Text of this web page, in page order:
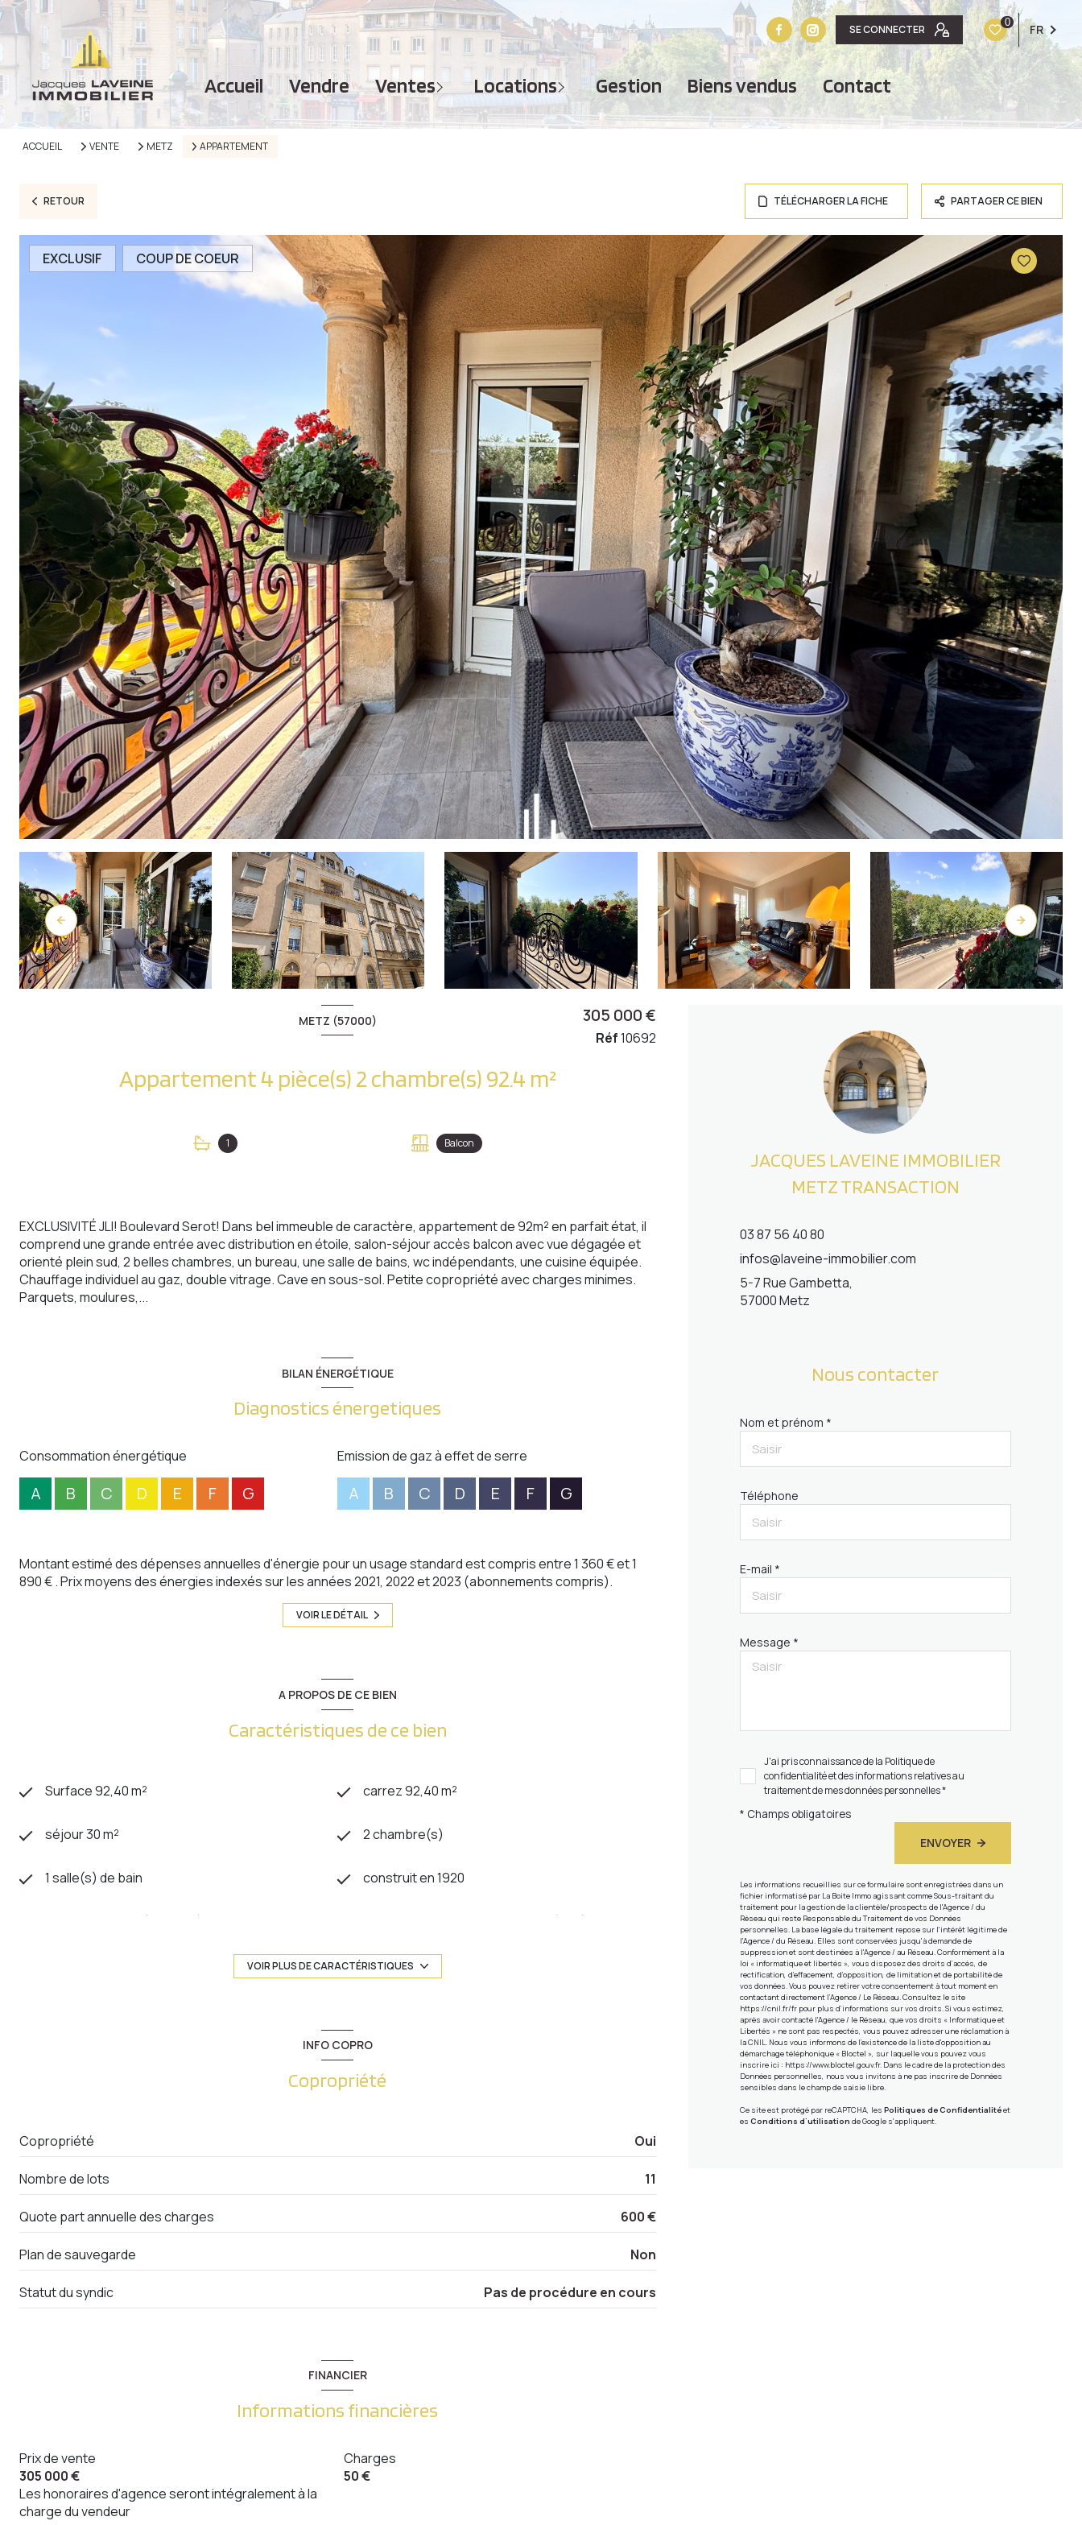
SE CONNECTER
0 FR
accueil vendre ventes
MAISONS
APPARTEMENTS
TERRAINS
IMMEUBLES
GARAGES - PARKINGS
locations
APPARTEMENTS
TERRAINS
IMMEUBLES
GARAGES - PARKINGS
gestion biens vendus contact
ACCUEIL VENTE METZ APPARTEMENT
RETOUR TÉLÉCHARGER LA FICHE PARTAGER CE BIEN
EXCLUSIF COUP DE COEUR
METZ (57000)
Appartement 4 pièce(s) 2 chambre(s) 92.4 m²
1 Balcon
305 000 €
Réf10692
EXCLUSIVITÉ JLI! Boulevard Serot! Dans bel immeuble de caractère, appartement de 92m² en parfait état, il
comprend une grande entrée avec distribution en étoile, salon-séjour accès balcon avec vue dégagée et
orienté plein sud, 2 belles chambres, un bureau, une salle de bains, wc indépendants, une cuisine équipée.
Chauffage individuel au gaz, double vitrage. Cave en sous-sol. Petite copropriété avec charges minimes.
Parquets, moulures,...
BILAN ÉNERGÉTIQUE
Diagnostics énergetiques
Consommation énergétique
A B C D E F G
Emission de gaz à effet de serre
A B C D E F G
Montant estimé des dépenses annuelles d'énergie pour un usage standard est compris entre 1 360 € et 1
890 € . Prix moyens des énergies indexés sur les années 2021, 2022 et 2023 (abonnements compris).
VOIR LE DÉTAIL
A PROPOS DE CE BIEN
Caractéristiques de ce bien
Surface 92,40 m² carrez 92,40 m²
séjour 30 m² 2 chambre(s)
1 salle(s) de bain construit en 1920
cuisine séparée (équipée) Chauffage individuel : chaudière (gaz)
2 côté(s) mitoyen(s)
cave
VOIR PLUS DE CARACTÉRISTIQUES
INFO COPRO
Copropriété
Copropriété Oui
Nombre de lots 11
Quote part annuelle des charges 600 €
Plan de sauvegarde Non
Statut du syndic Pas de procédure en cours
FINANCIER
Informations financières
Prix de vente
305 000 €
Les honoraires d'agence seront intégralement à la
charge du vendeur
Charges
50 €
JACQUES LAVEINE IMMOBILIER
METZ TRANSACTION
03 87 56 40 80
infos@laveine-immobilier.com
5-7 Rue Gambetta,
57000 Metz
Nous contacter
Nom et prénom *
Téléphone
E-mail *
Message *
J'ai pris connaissance de la Politique de
confidentialité et des informations relatives au
traitement de mes données personnelles *
* Champs obligatoires
ENVOYER
Les informations recueillies sur ce formulaire sont enregistrées dans un
fichier informatisé par La Boite Immo agissant comme Sous-traitant du
traitement pour la gestion de la clientèle/prospects de l'Agence / du
Réseau qui reste Responsable du Traitement de vos Données
personnelles. La base légale du traitement repose sur l'intérêt légitime de
l'Agence / du Réseau. Elles sont conservées jusqu'à demande de
suppression et sont destinées à l'Agence / au Réseau. Conformément à la
loi « informatique et libertés », vous disposez des droits d’accès, de
rectification, d’effacement, d’opposition, de limitation et de portabilité de
vos données. Vous pouvez retirer votre consentement à tout moment en
contactant directement l’Agence / Le Réseau. Consultez le site
https://cnil.fr/frpour plus d’informations sur vos droits. Si vous estimez,
après avoir contacté l'Agence / le Réseau, que vos droits « Informatique et
Libertés » ne sont pas respectés, vous pouvez adresser une réclamation à
la CNIL. Nous vous informons de l’existence de la liste d'opposition au
démarchage téléphonique « Bloctel », sur laquelle vous pouvez vous
inscrire ici : https://www.bloctel.gouv.fr. Dans le cadre de la protection des
Données personnelles, nous vous invitons à ne pas inscrire de Données
sensibles dans le champ de saisie libre.
Ce site est protégé par reCAPTCHA, les Politiques de Confidentialitéet
es Conditions d'utilisation de Google s'appliquent.